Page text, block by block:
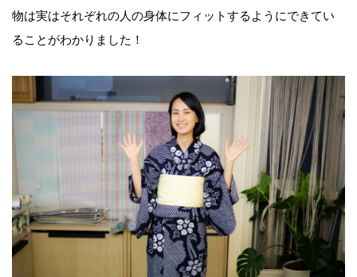
物は実はそれぞれの人の身体にフィットするようにできてい
ることがわかりました！